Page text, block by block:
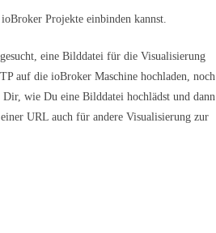
Projekte einbinden kannst.
eine Bilddatei für die Visualisierung
auf die ioBroker Maschine hochladen, noch
wie Du eine Bilddatei hochlädst und dann
URL auch für andere Visualisierung zur